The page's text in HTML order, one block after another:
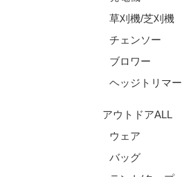
草刈機/芝刈機
チェンソー
ブロワー
ヘッジトリマー
アウトドアALL
ウェア
バッグ